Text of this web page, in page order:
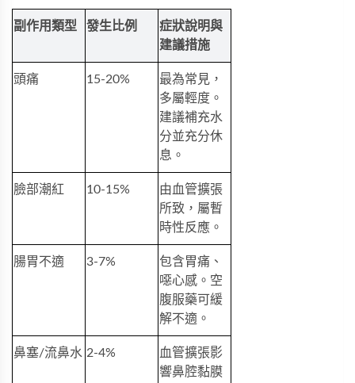
副作用類型 發生比例
症狀說明與
建議措施
頭痛 15-20%
最為常見，
多屬輕度。
建議補充水
分並充分休
息。
臉部潮紅 10-15%
由血管擴張
所致，屬暫
時性反應。
腸胃不適 3-7%
包含胃痛、
噁心感。空
腹服藥可緩
解不適。
鼻塞/流鼻水 2-4%
血管擴張影
響鼻腔黏膜